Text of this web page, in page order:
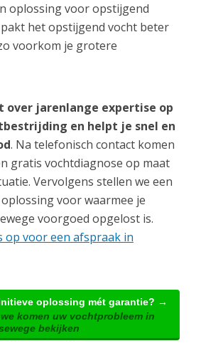
oplossing voor opstijgend
pakt het opstijgend vocht beter
voorkom je grotere
over jarenlange expertise op
en helpt je snel en
. Na telefonisch contact komen
gratis vochtdiagnose op maat
Vervolgens stellen we een
voor waarmee je
voorgoed opgelost is.
op voor een afspraak in
oplossing mét garantie? →
komen uw vochtprobleem in
bekijken